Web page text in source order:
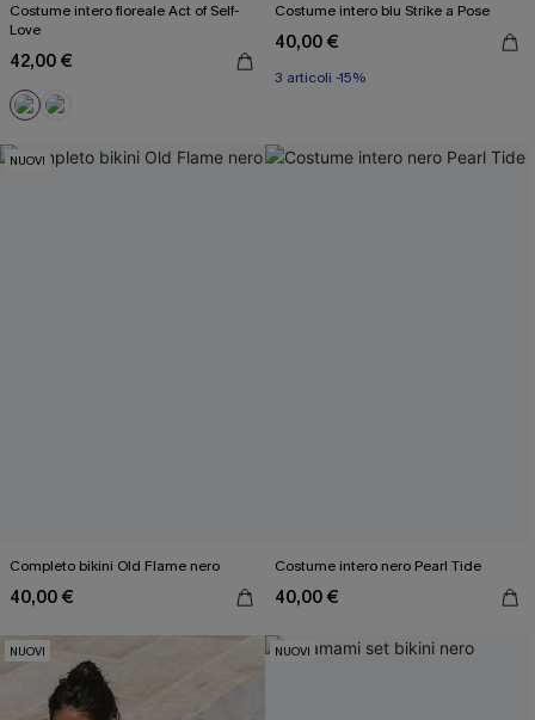
Costume intero floreale Act of Self-
Love
42,00 €
Costume intero blu Strike a Pose
40,00 €
3 articoli -15%
NUOVI
Completo bikini Old Flame nero
40,00 €
Costume intero nero Pearl Tide
40,00 €
NUOVI NUOVI